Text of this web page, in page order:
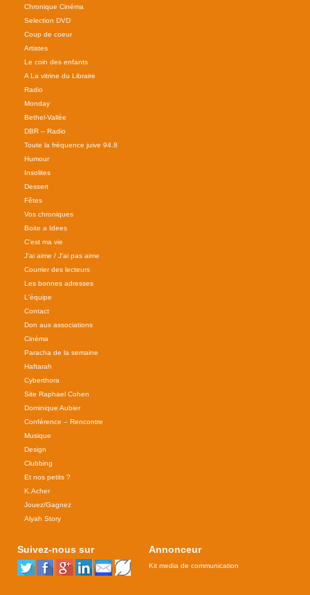
Chronique Cinéma
Selection DVD
Coup de coeur
Artistes
Le coin des enfants
A La vitrine du Libraire
Radio
Monday
Bethel-Vallée
DBR – Radio
Toute la fréquence juive 94.8
Humour
Insolites
Dessert
Fêtes
Vos chroniques
Boite a Idees
C'est ma vie
J'ai aime / J'ai pas aime
Courrier des lecteurs
Les bonnes adresses
L'équipe
Contact
Don aux associations
Cinéma
Paracha de la semaine
Haftarah
Cyberthora
Site Raphael Cohen
Dominique Aubier
Conférence – Rencontre
Musique
Design
Clubbing
Et nos petits ?
K.Acher
Jouez/Gagnez
Alyah Story
Suivez-nous sur Annonceur
Kit media de communication